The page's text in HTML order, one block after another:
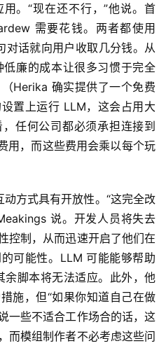
。“现在还不行，”他说。首
需要花钱。两者都使用
对话就向用户收取几分钱。从
廉的成本让很多习惯于完全
Herika 确实提供了一个免费
置上运行 LLM，这会占用大
任何公司都必须承担连接到
用，而这些费用会乘以每个玩
方式具有开放性。“这完全改
说。开发人员将失去
控制，从而迅速开启了他们在
可能性。LLM 可能能够帮助
余脚本将无法适应。此外，他
施，但“如果你知道自己在做
一些不适合工作场合的话，这
而模组制作者不必考虑这些问